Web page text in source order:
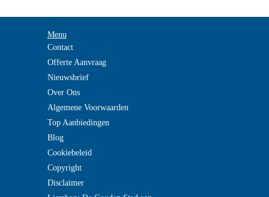
Menu
Contact
Offerte Aanvraag
Nieuwsbrief
Over Ons
Algemene Voorwaarden
Top Aanbiedingen
Blog
Cookiebeleid
Copyright
Disclaimer